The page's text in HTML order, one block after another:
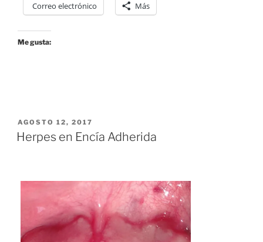
Correo electrónico Más
Me gusta:
POSTED
ON
AGOSTO 12, 2017
Herpes en Encía Adherida